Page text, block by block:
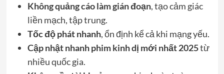
Không quảng cáo làm gián đoạn, tạo cảm giác
liền mạch, tập trung.
Tốc độ phát nhanh, ổn định kể cả khi mạng yếu.
Cập nhật nhanh phim kinh dị mới nhất 2025từ
nhiều quốc gia.